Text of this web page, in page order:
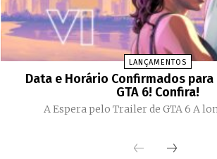
LANÇAMENTOS
Data e Horário Confirmados para
GTA 6! Confira!
A Espera